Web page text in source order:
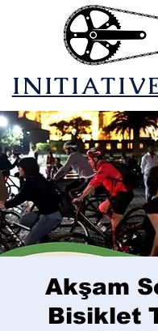
Akşam
Bisiklet